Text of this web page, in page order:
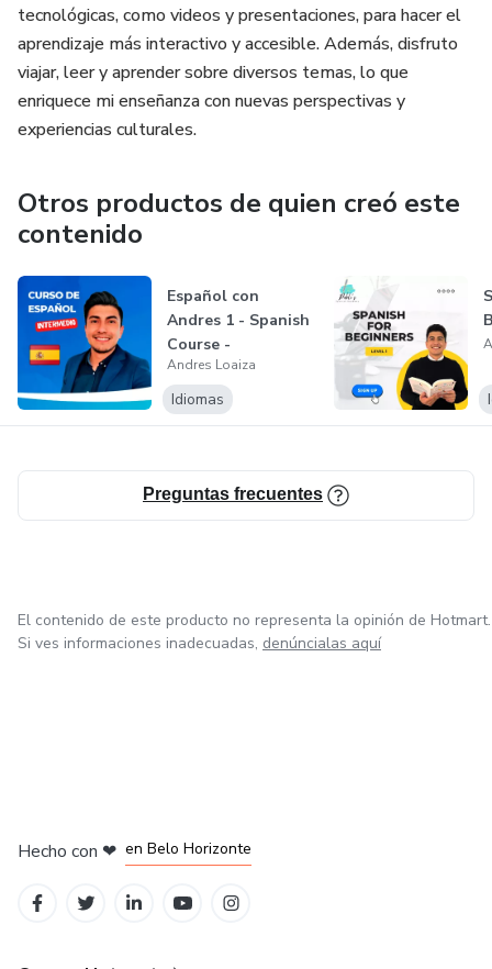
tecnológicas, como videos y presentaciones, para hacer el
aprendizaje más interactivo y accesible. Además, disfruto
viajar, leer y aprender sobre diversos temas, lo que
enriquece mi enseñanza con nuevas perspectivas y
experiencias culturales.
Otros productos de quien creó este
contenido
Español con
Andres 1 - Spanish
Course -
Intermediate level
Andres Loaiza
Idiomas
Preguntas frecuentes
El contenido de este producto no representa la opinión de Hotmart.
Si ves informaciones inadecuadas, denúncialas aquí
Hecho con ❤ en Belo Horizonte